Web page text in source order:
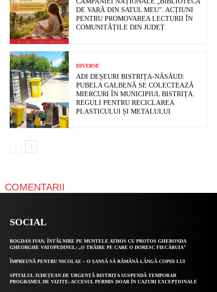
DE VARĂ DIN SATUL MEU”. ACȚIUNI
PENTRU PROMOVAREA LECTURII ÎN
COMUNITĂȚILE DIN JUDEȚ
DIVERSE
ADI DEȘEURI BISTRIȚA-NĂSĂUD:
PUBELA GALBENĂ SE COLECTEAZĂ
MIERCURI ÎN MUNICIPIUL BISTRIȚA.
REGULI PENTRU RECICLAREA
PLASTICULUI ȘI METALULUI
COMENTARII
SOCIAL
BOGDAN IVAN, ÎNTÂLNIRE PE MUNTELE ATHOS CU PROTOS GHERONDA
GHEORGHE VATOPEDINUL: „O TRĂIRE PE CARE O DORESC FIECĂRUIA”
ÎMPREUNĂ PENTRU NICOLAE – O ȘANSĂ SĂ RĂMÂNĂ LÂNGĂ COPIII LUI
SPITALUL JUDEȚEAN DE URGENȚĂ BISTRIȚA SUSPENDĂ TEMPORAR
PROGRAMUL DE VIZITE. ACCESUL PERMIS DOAR ÎN CAZURI EXCEPȚIONALE